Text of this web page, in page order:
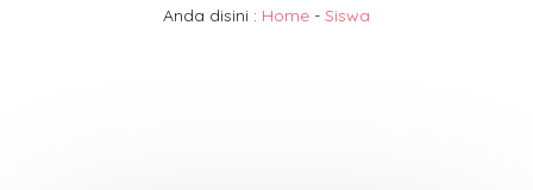
Anda disini : Home - Siswa